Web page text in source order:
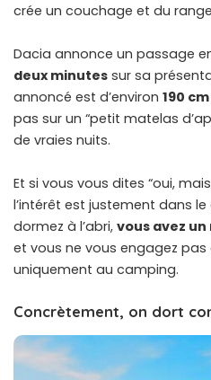
crée un couchage et du
Dacia annonce un passage
deux minutes sur sa
annoncé est d’environ 190
pas sur un “petit matelas
de vraies nuits.
Et si vous vous dites “oui,
l’intérêt est justement dans
dormez à l’abri, vous avez
et vous ne vous engagez
uniquement au camping.
Concrètement, on dort